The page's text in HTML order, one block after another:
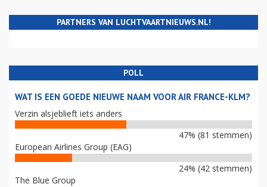
PARTNERS VAN LUCHTVAARTNIEUWS.NL!
POLL
WAT IS EEN GOEDE NIEUWE NAAM VOOR AIR FRANCE-KLM?
Verzin alsjeblieft iets anders
47% (81 stemmen)
European Airlines Group (EAG)
24% (42 stemmen)
The Blue Group